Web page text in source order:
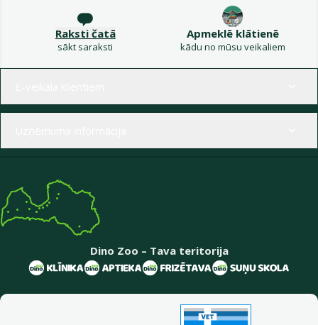
Raksti čatā
sākt saraksti
Apmeklē klātienē
kādu no mūsu veikaliem
Dino Zoo – Tava teritorija